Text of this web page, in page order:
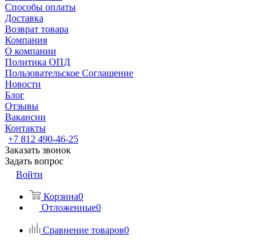
Способы оплаты
Доставка
Возврат товара
Компания
О компании
Политика ОПД
Пользовательское Соглашение
Новости
Блог
Отзывы
Вакансии
Контакты
+7 812 490-46-25
Заказать звонок
Задать вопрос
Войти
Корзина0
Отложенные0
Сравнение товаров0